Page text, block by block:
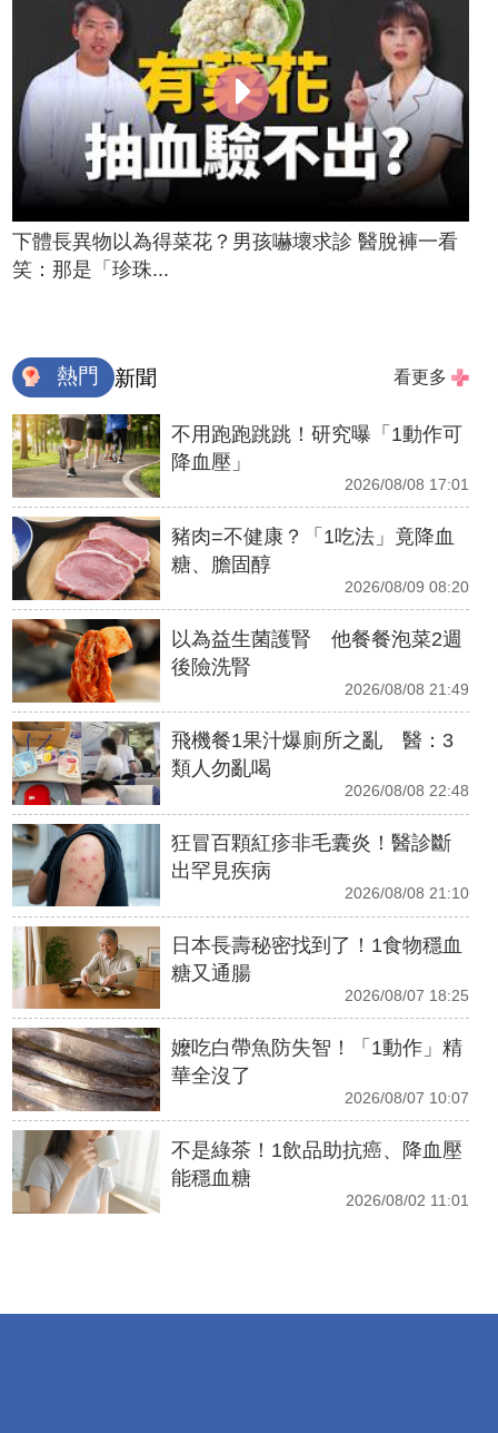
下體長異物以為得菜花？男孩嚇壞求診 醫脫褲一看
笑：那是「珍珠...
熱門 新聞 看更多
不用跑跑跳跳！研究曝「1動作可
降血壓」
2026/08/08 17:01
豬肉=不健康？「1吃法」竟降血
糖、膽固醇
2026/08/09 08:20
以為益生菌護腎 他餐餐泡菜2週
後險洗腎
2026/08/08 21:49
飛機餐1果汁爆廁所之亂 醫：3
類人勿亂喝
2026/08/08 22:48
狂冒百顆紅疹非毛囊炎！醫診斷
出罕見疾病
2026/08/08 21:10
日本長壽秘密找到了！1食物穩血
糖又通腸
2026/08/07 18:25
嬤吃白帶魚防失智！「1動作」精
華全沒了
2026/08/07 10:07
不是綠茶！1飲品助抗癌、降血壓
能穩血糖
2026/08/02 11:01